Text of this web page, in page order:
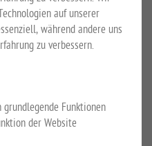
mm
8/6/8 mm
auf unserer
während andere uns
zu verbessern.
grundlegende Funktionen
der Website